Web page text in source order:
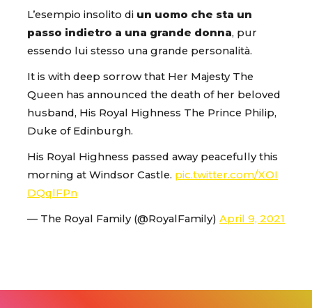
L’esempio insolito di un uomo che sta un
passo indietro a una grande donna, pur
essendo lui stesso una grande personalità.
It is with deep sorrow that Her Majesty The
Queen has announced the death of her beloved
husband, His Royal Highness The Prince Philip,
Duke of Edinburgh.
His Royal Highness passed away peacefully this
morning at Windsor Castle. pic.twitter.com/XOI
DQqlFPn
— The Royal Family (@RoyalFamily) April 9, 2021